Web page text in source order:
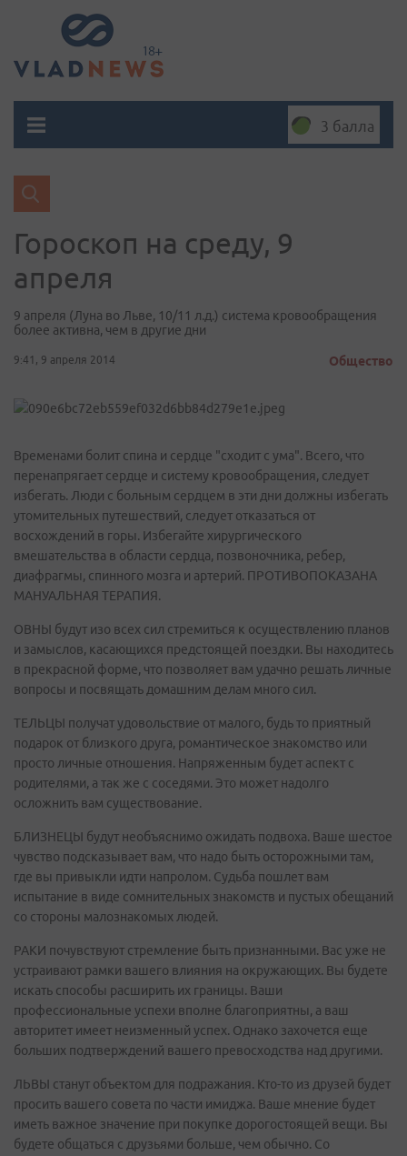
3 балла
Гороскоп на среду, 9
апреля
9 апреля (Луна во Льве, 10/11 л.д.) система кровообращения
более активна, чем в другие дни
9:41, 9 апреля 2014 Общество
Временами болит спина и сердце "сходит с ума". Всего, что
перенапрягает сердце и систему кровообращения, следует
избегать. Люди с больным сердцем в эти дни должны избегать
утомительных путешествий, следует отказаться от
восхождений в горы. Избегайте хирургического
вмешательства в области сердца, позвоночника, ребер,
диафрагмы, спинного мозга и артерий. ПРОТИВОПОКАЗАНА
МАНУАЛЬНАЯ ТЕРАПИЯ.
ОВНЫ будут изо всех сил стремиться к осуществлению планов
и замыслов, касающихся предстоящей поездки. Вы находитесь
в прекрасной форме, что позволяет вам удачно решать личные
вопросы и посвящать домашним делам много сил.
ТЕЛЬЦЫ получат удовольствие от малого, будь то приятный
подарок от близкого друга, романтическое знакомство или
просто личные отношения. Напряженным будет аспект с
родителями, а так же с соседями. Это может надолго
осложнить вам существование.
БЛИЗНЕЦЫ будут необъяснимо ожидать подвоха. Ваше шестое
чувство подсказывает вам, что надо быть осторожными там,
где вы привыкли идти напролом. Судьба пошлет вам
испытание в виде сомнительных знакомств и пустых обещаний
со стороны малознакомых людей.
РАКИ почувствуют стремление быть признанными. Вас уже не
устраивают рамки вашего влияния на окружающих. Вы будете
искать способы расширить их границы. Ваши
профессиональные успехи вполне благоприятны, а ваш
авторитет имеет неизменный успех. Однако захочется еще
больших подтверждений вашего превосходства над другими.
ЛЬВЫ станут объектом для подражания. Кто-то из друзей будет
просить вашего совета по части имиджа. Ваше мнение будет
иметь важное значение при покупке дорогостоящей вещи. Вы
будете общаться с друзьями больше, чем обычно. Со